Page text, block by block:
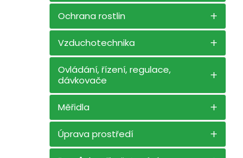
Ochrana rostlin
Vzduchotechnika
Ovládání, řízení, regulace,
dávkovače
Měřidla
Úprava prostředí